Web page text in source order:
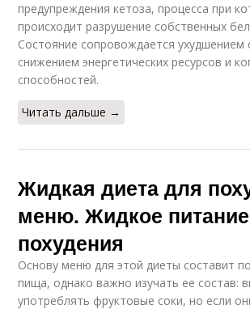
предупреждения кетоза, процесса при
происходит разрушение собственных
Состояние сопровождается ухудшением
снижением энергетических ресурсов и
способностей.
Читать дальше →
Жидкая диета для
меню. Жидкое
похудения
Основу меню для этой диеты составит
пища, однако важно изучать ее состав:
употреблять фруктовые соки, но если